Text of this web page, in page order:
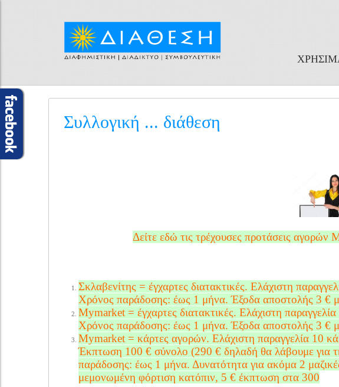
Συλλογική ... διάθεση
Δείτε εδώ τις τρέχουσες προτάσεις
Σκλαβενίτης = έγχαρτες διατακτικές. Ελάχιστη
Χρόνος παράδοσης: έως 1 μήνα. Έξοδα αποστολής 3 €
Mymarket = έγχαρτες διατακτικές. Ελάχιστη
Χρόνος παράδοσης: έως 1 μήνα. Έξοδα αποστολής 3 €
Mymarket = κάρτες αγορών. Ελάχιστη παραγγελία 10
Έκπτωση 100 € σύνολο (290 € δηλαδή θα λάβουμε για
παράδοσης: έως 1 μήνα. Δυνατότητα για ακόμα 2
μεμονωμένη φόρτιση κατόπιν, 5 € έκπτωση στα 300